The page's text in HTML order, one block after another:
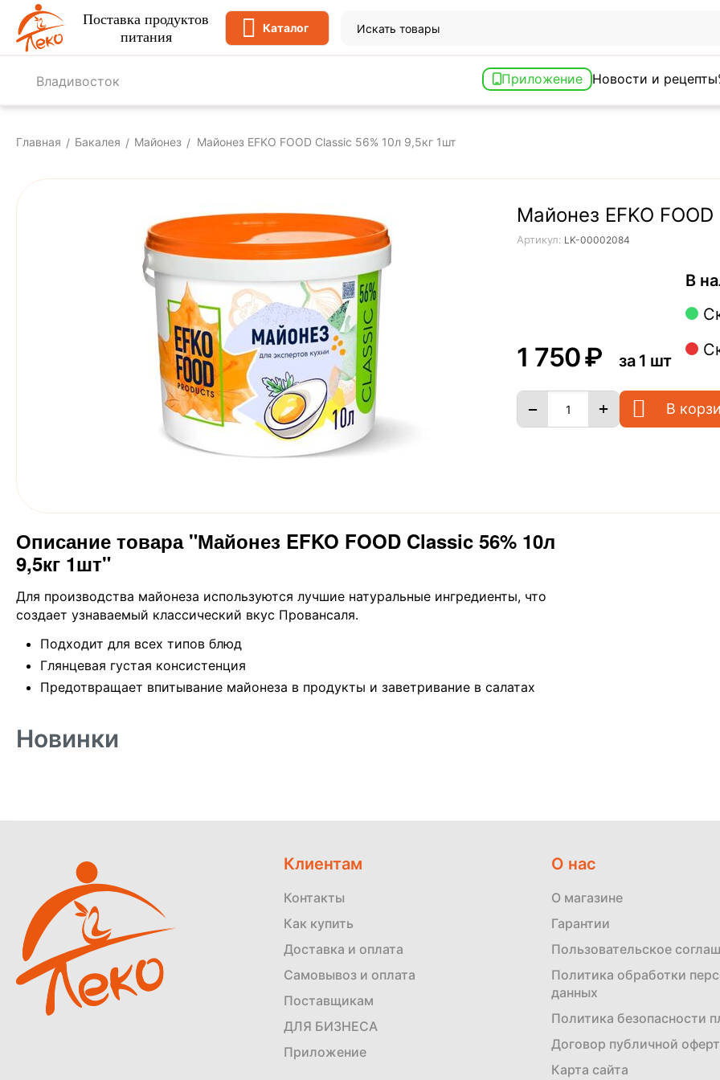
Поставка продуктов
питания
Каталог
Владивосток Приложение Новости и рецепты
Главная / Бакалея / Майонез / Майонез EFKO FOOD Classic 56% 10л 9,5кг 1шт
Майонез EFKO
Артикул: LK-00002084
1 750₽ за 1 шт
В
+
− В
Описание товара "Майонез EFKO FOOD Classic 56% 10л
9,5кг 1шт"
Для производства майонеза используются лучшие натуральные ингредиенты, что
создает узнаваемый классический вкус Провансаля.
Подходит для всех типов блюд
Глянцевая густая консистенция
Предотвращает впитывание майонеза в продукты и заветривание в салатах
Новинки
Клиентам
Контакты
Как купить
Доставка и оплата
Самовывоз и оплата
Поставщикам
ДЛЯ БИЗНЕСА
Приложение
О нас
О магазине
Гарантии
Пользовательское
Политика обработки
данных
Политика безопасности
Договор публичной
Карта сайта